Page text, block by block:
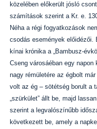
közelében előkerült jósló
számítások szerint a Kr. e.
Néha a régi fogyatkozások
csodás események előidézői.
kínai krónika a „Bambusz-
Cseng városáéban egy
nagy rémületére az égbolt
volt az ég – sötétség borult a
„szürkület” állt be, majd
szerint a legvalószínűbb
következett be, amely a